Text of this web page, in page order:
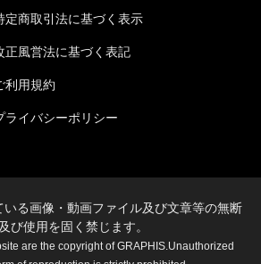
定商取引法に基づく表示
正風営法に基づく表記
利用規約
ライバシーポリシー
る画像・動画ファイル及び文章等の無断
び使用を固く禁じます。
are the copyright of GRAPHIS.Unauthorized